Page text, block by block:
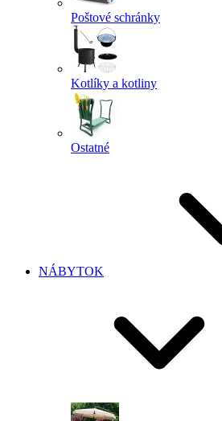
Poštové schránky
Kotlíky a kotliny
Ostatné
NÁBYTOK